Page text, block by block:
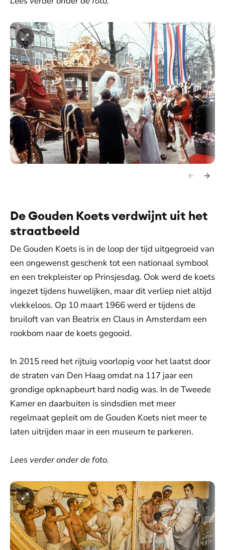
De Gouden Koets verdwijnt uit het
straatbeeld
De Gouden Koets is in de loop der tijd uitgegroeid van
een ongewenst geschenk tot een nationaal symbool
en een trekpleister op Prinsjesdag. Ook werd de koets
ingezet tijdens huwelijken, maar dit verliep niet altijd
vlekkeloos. Op 10 maart 1966 werd er tijdens de
bruiloft van van Beatrix en Claus in Amsterdam een
rookbom naar de koets gegooid.
In 2015 reed het rijtuig voorlopig voor het laatst door
de straten van Den Haag omdat na 117 jaar een
grondige opknapbeurt hard nodig was. In de Tweede
Kamer en daarbuiten is sindsdien met meer
regelmaat gepleit om de Gouden Koets niet meer te
laten uitrijden maar in een museum te parkeren.
Lees verder onder de foto.